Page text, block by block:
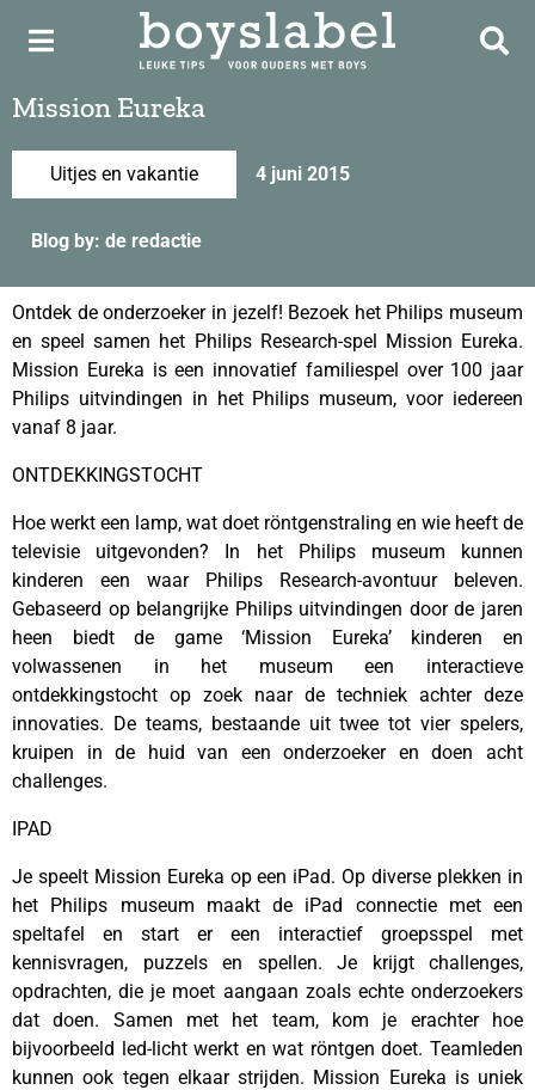
Mission Eureka
Uitjes en vakantie 4 juni 2015
Blog by: de redactie
Ontdek de onderzoeker in jezelf! Bezoek het Philips museum
en speel samen het Philips Research-spel Mission Eureka.
Mission Eureka is een innovatief familiespel over 100 jaar
Philips uitvindingen in het Philips museum, voor iedereen
vanaf 8 jaar.
ONTDEKKINGSTOCHT
Hoe werkt een lamp, wat doet röntgenstraling en wie heeft de
televisie uitgevonden? In het Philips museum kunnen
kinderen een waar Philips Research-avontuur beleven.
Gebaseerd op belangrijke Philips uitvindingen door de jaren
heen biedt de game ‘Mission Eureka’ kinderen en
volwassenen in het museum een interactieve
ontdekkingstocht op zoek naar de techniek achter deze
innovaties. De teams, bestaande uit twee tot vier spelers,
kruipen in de huid van een onderzoeker en doen acht
challenges.
IPAD
Je speelt Mission Eureka op een iPad. Op diverse plekken in
het Philips museum maakt de iPad connectie met een
speltafel en start er een interactief groepsspel met
kennisvragen, puzzels en spellen. Je krijgt challenges,
opdrachten, die je moet aangaan zoals echte onderzoekers
dat doen. Samen met het team, kom je erachter hoe
bijvoorbeeld led-licht werkt en wat röntgen doet. Teamleden
kunnen ook tegen elkaar strijden. Mission Eureka is uniek